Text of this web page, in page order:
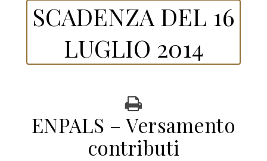
SCADENZA DEL 16
LUGLIO 2014
ENPALS – Versamento
contributi